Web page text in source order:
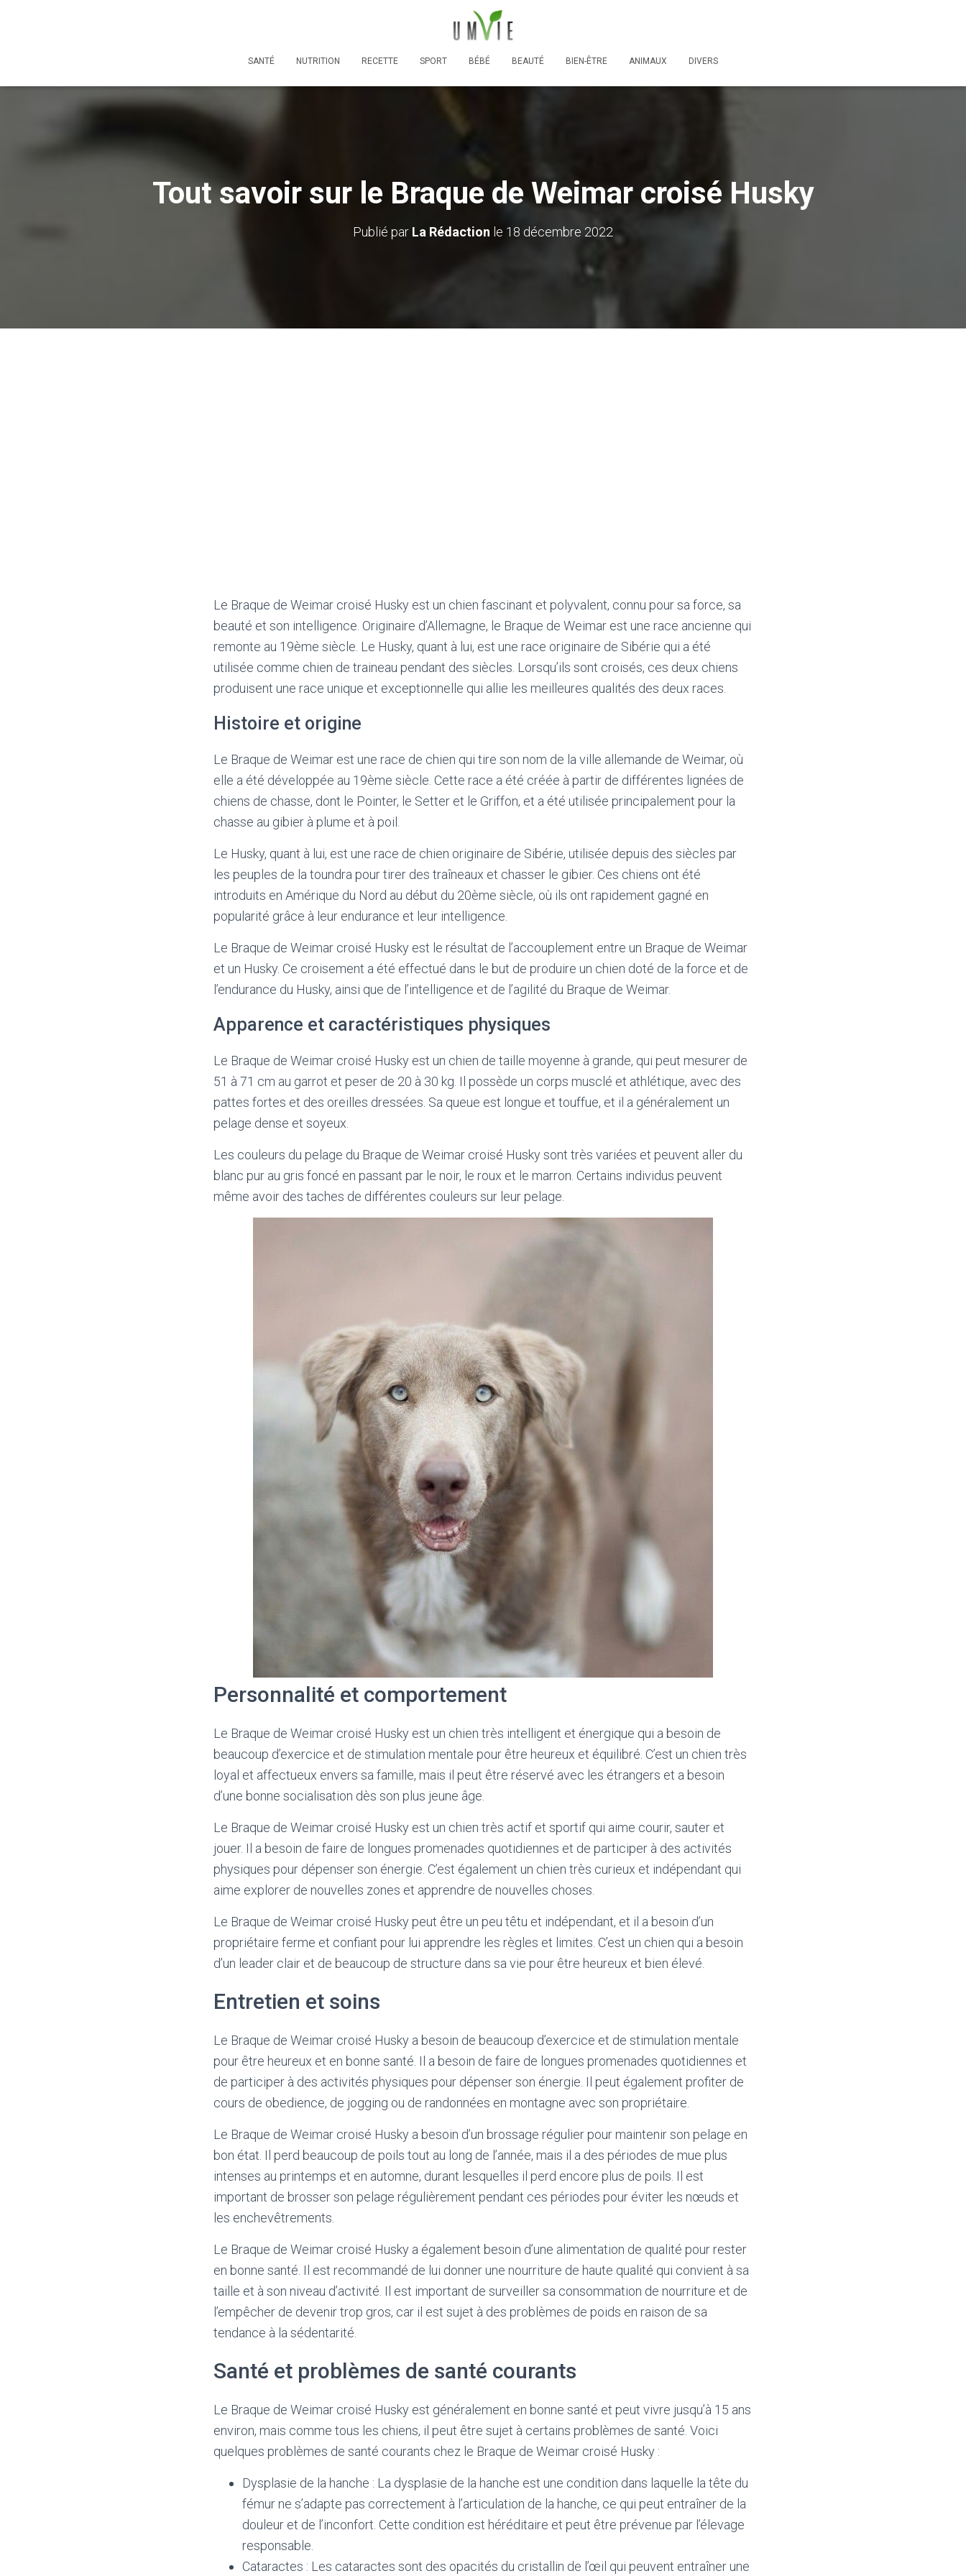
SANTÉ NUTRITION RECETTE SPORT BÉBÉ BEAUTÉ BIEN-ÊTRE ANIMAUX DIVERS
Tout savoir sur le Braque de Weimar croisé Husky
Publié par La Rédaction le 18 décembre 2022
Le Braque de Weimar croisé Husky est un chien fascinant et polyvalent, connu pour sa force, sa
beauté et son intelligence. Originaire d’Allemagne, le Braque de Weimar est une race ancienne qui
remonte au 19ème siècle. Le Husky, quant à lui, est une race originaire de Sibérie qui a été
utilisée comme chien de traineau pendant des siècles. Lorsqu’ils sont croisés, ces deux chiens
produisent une race unique et exceptionnelle qui allie les meilleures qualités des deux races.
Histoire et origine
Le Braque de Weimar est une race de chien qui tire son nom de la ville allemande de Weimar, où
elle a été développée au 19ème siècle. Cette race a été créée à partir de différentes lignées de
chiens de chasse, dont le Pointer, le Setter et le Griffon, et a été utilisée principalement pour la
chasse au gibier à plume et à poil.
Le Husky, quant à lui, est une race de chien originaire de Sibérie, utilisée depuis des siècles par
les peuples de la toundra pour tirer des traîneaux et chasser le gibier. Ces chiens ont été
introduits en Amérique du Nord au début du 20ème siècle, où ils ont rapidement gagné en
popularité grâce à leur endurance et leur intelligence.
Le Braque de Weimar croisé Husky est le résultat de l’accouplement entre un Braque de Weimar
et un Husky. Ce croisement a été effectué dans le but de produire un chien doté de la force et de
l’endurance du Husky, ainsi que de l’intelligence et de l’agilité du Braque de Weimar.
Apparence et caractéristiques physiques
Le Braque de Weimar croisé Husky est un chien de taille moyenne à grande, qui peut mesurer de
51 à 71 cm au garrot et peser de 20 à 30 kg. Il possède un corps musclé et athlétique, avec des
pattes fortes et des oreilles dressées. Sa queue est longue et touffue, et il a généralement un
pelage dense et soyeux.
Les couleurs du pelage du Braque de Weimar croisé Husky sont très variées et peuvent aller du
blanc pur au gris foncé en passant par le noir, le roux et le marron. Certains individus peuvent
même avoir des taches de différentes couleurs sur leur pelage.
Personnalité et comportement
Le Braque de Weimar croisé Husky est un chien très intelligent et énergique qui a besoin de
beaucoup d’exercice et de stimulation mentale pour être heureux et équilibré. C’est un chien très
loyal et affectueux envers sa famille, mais il peut être réservé avec les étrangers et a besoin
d’une bonne socialisation dès son plus jeune âge.
Le Braque de Weimar croisé Husky est un chien très actif et sportif qui aime courir, sauter et
jouer. Il a besoin de faire de longues promenades quotidiennes et de participer à des activités
physiques pour dépenser son énergie. C’est également un chien très curieux et indépendant qui
aime explorer de nouvelles zones et apprendre de nouvelles choses.
Le Braque de Weimar croisé Husky peut être un peu têtu et indépendant, et il a besoin d’un
propriétaire ferme et confiant pour lui apprendre les règles et limites. C’est un chien qui a besoin
d’un leader clair et de beaucoup de structure dans sa vie pour être heureux et bien élevé.
Entretien et soins
Le Braque de Weimar croisé Husky a besoin de beaucoup d’exercice et de stimulation mentale
pour être heureux et en bonne santé. Il a besoin de faire de longues promenades quotidiennes et
de participer à des activités physiques pour dépenser son énergie. Il peut également profiter de
cours de obedience, de jogging ou de randonnées en montagne avec son propriétaire.
Le Braque de Weimar croisé Husky a besoin d’un brossage régulier pour maintenir son pelage en
bon état. Il perd beaucoup de poils tout au long de l’année, mais il a des périodes de mue plus
intenses au printemps et en automne, durant lesquelles il perd encore plus de poils. Il est
important de brosser son pelage régulièrement pendant ces périodes pour éviter les nœuds et
les enchevêtrements.
Le Braque de Weimar croisé Husky a également besoin d’une alimentation de qualité pour rester
en bonne santé. Il est recommandé de lui donner une nourriture de haute qualité qui convient à sa
taille et à son niveau d’activité. Il est important de surveiller sa consommation de nourriture et de
l’empêcher de devenir trop gros, car il est sujet à des problèmes de poids en raison de sa
tendance à la sédentarité.
Santé et problèmes de santé courants
Le Braque de Weimar croisé Husky est généralement en bonne santé et peut vivre jusqu’à 15 ans
environ, mais comme tous les chiens, il peut être sujet à certains problèmes de santé. Voici
quelques problèmes de santé courants chez le Braque de Weimar croisé Husky :
Dysplasie de la hanche : La dysplasie de la hanche est une condition dans laquelle la tête du
fémur ne s’adapte pas correctement à l’articulation de la hanche, ce qui peut entraîner de la
douleur et de l’inconfort. Cette condition est héréditaire et peut être prévenue par l’élevage
responsable.
Cataractes : Les cataractes sont des opacités du cristallin de l’œil qui peuvent entraîner une